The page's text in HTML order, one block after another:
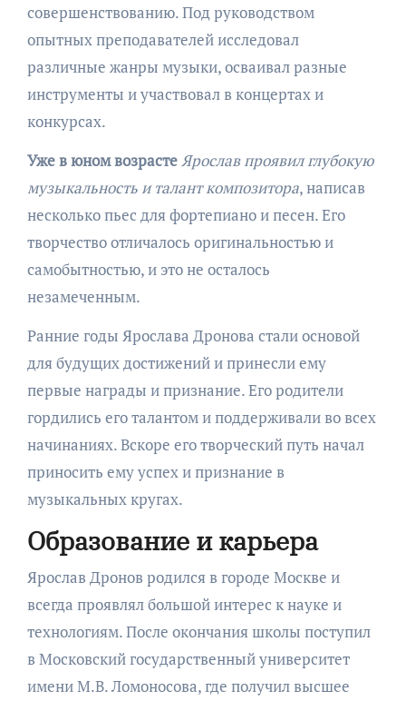
совершенствованию. Под руководством
опытных преподавателей исследовал
различные жанры музыки, осваивал разные
инструменты и участвовал в концертах и
конкурсах.
Уже в юном возрастеЯрослав проявил глубокую
музыкальность и талант композитора, написав
несколько пьес для фортепиано и песен. Его
творчество отличалось оригинальностью и
самобытностью, и это не осталось
незамеченным.
Ранние годы Ярослава Дронова стали основой
для будущих достижений и принесли ему
первые награды и признание. Его родители
гордились его талантом и поддерживали во всех
начинаниях. Вскоре его творческий путь начал
приносить ему успех и признание в
музыкальных кругах.
Образование и карьера
Ярослав Дронов родился в городе Москве и
всегда проявлял большой интерес к науке и
технологиям. После окончания школы поступил
в Московский государственный университет
имени М.В. Ломоносова, где получил высшее